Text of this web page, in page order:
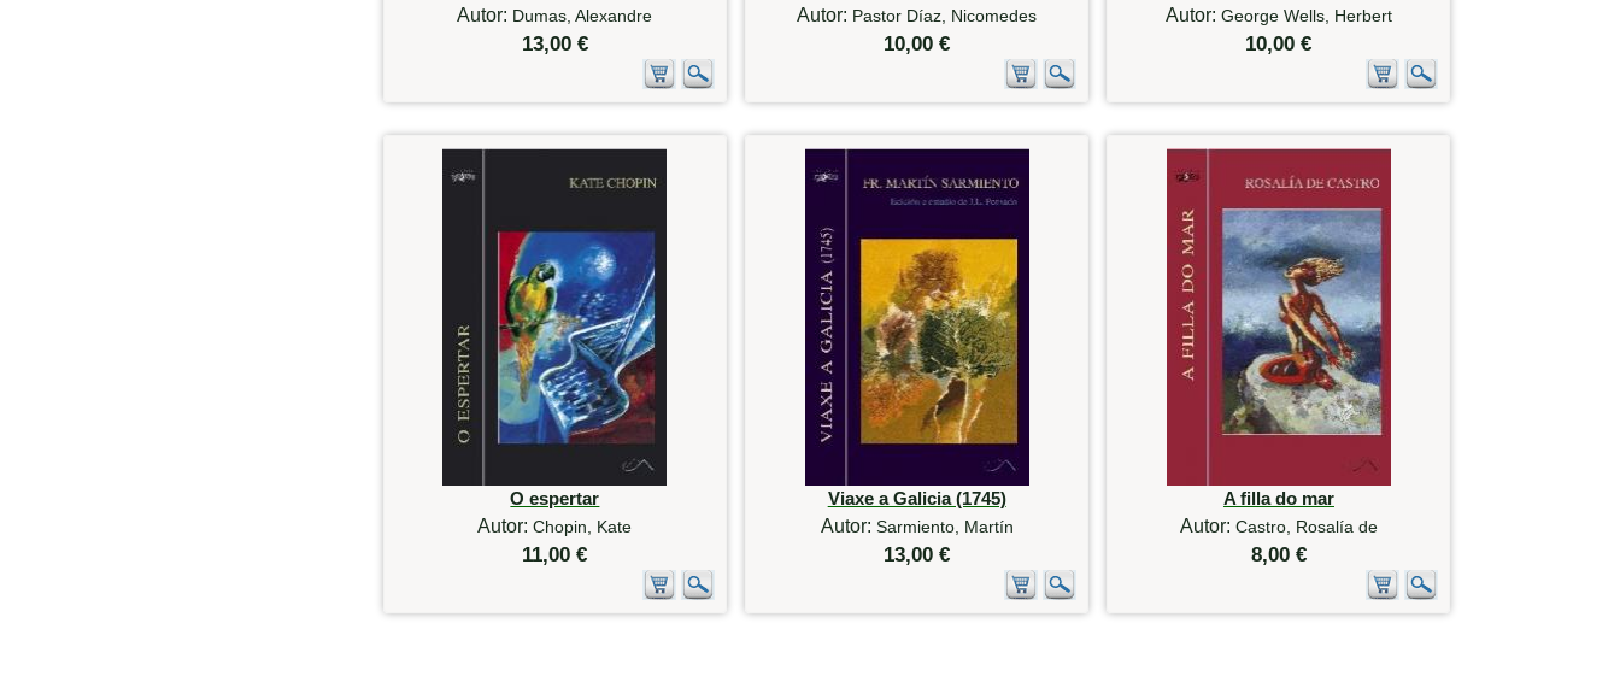
Autor: Dumas, Alexandre
13,00 €
Autor: Pastor Díaz, Nicomedes
10,00 €
Autor: George Wells, Herbert
10,00 €
O espertar
Autor:Chopin, Kate
11,00 €
Viaxe a Galicia (1745)
Autor: Sarmiento, Martín
13,00 €
A filla do mar
Autor: Castro, Rosalía de
8,00 €